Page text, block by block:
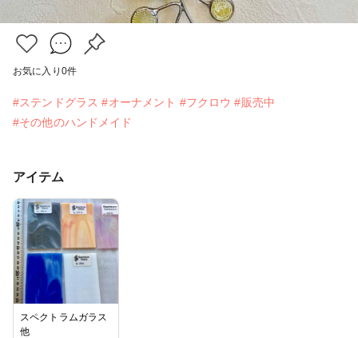
お気に入り 0件
#ステンドグラス #オーナメント #フクロウ #販売中
#その他のハンドメイド
アイテム
スペクトラムガラス
他